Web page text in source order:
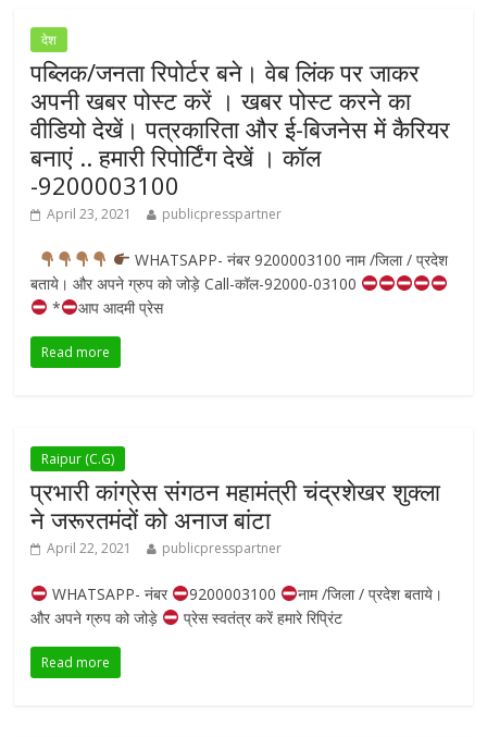
देश
पब्लिक/जनता रिपोर्टर बने। वेब लिंक पर जाकर
अपनी खबर पोस्ट करें । खबर पोस्ट करने का
वीडियो देखें। पत्रकारिता और ई-बिजनेस में कैरियर
बनाएं .. हमारी रिपोर्टिंग देखें । कॉल
-9200003100
April 23, 2021 publicpresspartner
WHATSAPP- नंबर 9200003100 नाम /जिला / प्रदेश
बताये। और अपने ग्रुप को जोड़े Call-कॉल-92000-03100
*
आप आदमी प्रेस
Read more
Raipur (C.G)
प्रभारी कांग्रेस संगठन महामंत्री चंद्रशेखर शुक्ला
ने जरूरतमंदों को अनाज बांटा
April 22, 2021 publicpresspartner
WHATSAPP- नंबर 9200003100
नाम /जिला / प्रदेश बताये।
और अपने ग्रुप को जोड़े
प्रेस स्वतंत्र करें हमारे रिप्रिंट
Read more